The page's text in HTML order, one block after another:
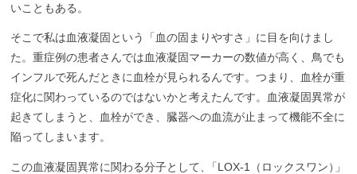
いこともある。
そこで私は血液凝固という「血の固まりやすさ」に目を向けまし
た。重症例の患者さんでは血液凝固マーカーの数値が高く、鳥でも
インフルで死んだときに血栓が見られるんです。つまり、血栓が重
症化に関わっているのではないかと考えたんです。血液凝固異常が
起きてしまうと、血栓ができ、臓器への血流が止まって機能不全に
陥ってしまいます。
この血液凝固異常に関わる分子として 「LOX-1（ロックスワン） 」